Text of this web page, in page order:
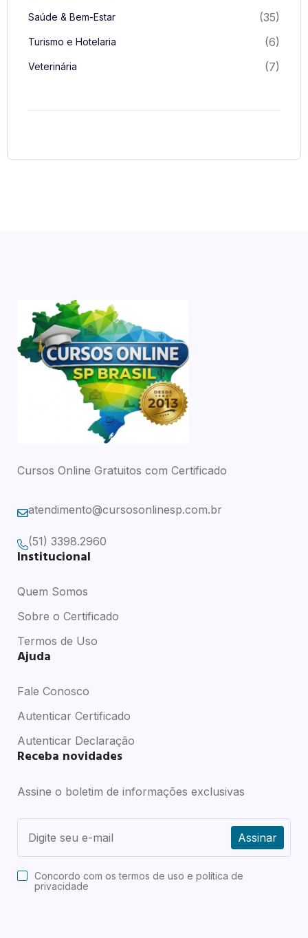
Saúde & Bem-Estar (35)
Turismo e Hotelaria (6)
Veterinária (7)
Cursos Online Gratuitos com Certificado
atendimento@cursosonlinesp.com.br
(51) 3398.2960
Institucional
Quem Somos
Sobre o Certificado
Termos de Uso
Ajuda
Fale Conosco
Autenticar Certificado
Autenticar Declaração
Receba novidades
Assine o boletim de informações exclusivas
Assinar
Concordo com ostermos de uso e política de
privacidade